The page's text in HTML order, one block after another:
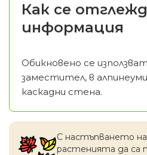
Как се
информация
Обикновено се
заместител, в
каскадни стена.
С настъпването
растенията да са